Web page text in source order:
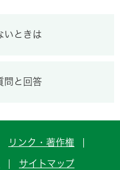
いときは
問と回答
リンク・著作権
サイトマップ